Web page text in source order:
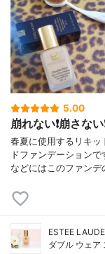
5.00
崩れない❗️崩さな
春夏に使用するリキッ
ドファンデーション
などにはこのファン
ESTEE
ダブル ウェア